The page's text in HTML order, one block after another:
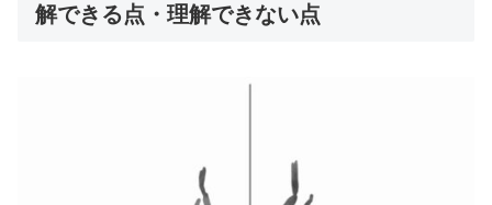
解できる点・理解できない点